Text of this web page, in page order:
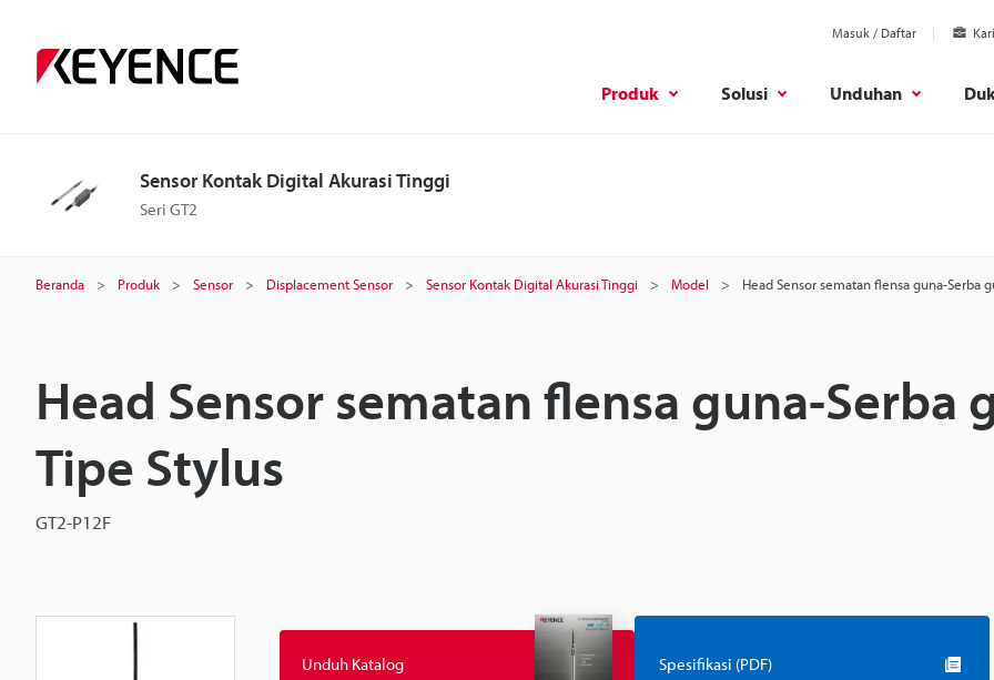
Masuk / Daftar
Produk Solusi Unduhan
Sensor Kontak Digital Akurasi Tinggi
Seri GT2
Beranda Produk Sensor Displacement Sensor Sensor Kontak Digital Akurasi Tinggi Model Head Sensor sematan flensa guna-Serba
Head Sensor sematan flensa guna-Serba
Tipe Stylus
GT2-P12F
Unduh Katalog Spesifikasi (PDF)